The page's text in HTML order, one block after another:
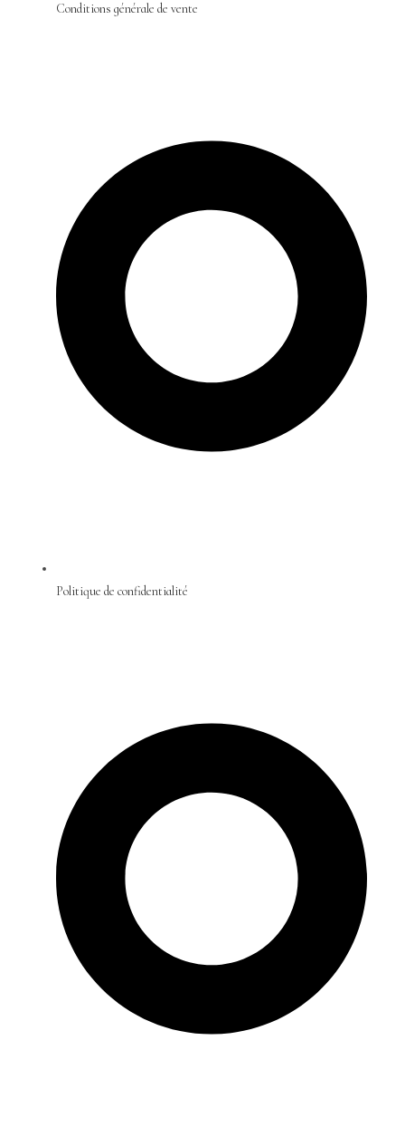
Conditions générale de vente
Politique de confidentialité